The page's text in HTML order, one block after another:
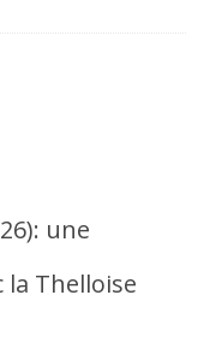
une
la Thelloise